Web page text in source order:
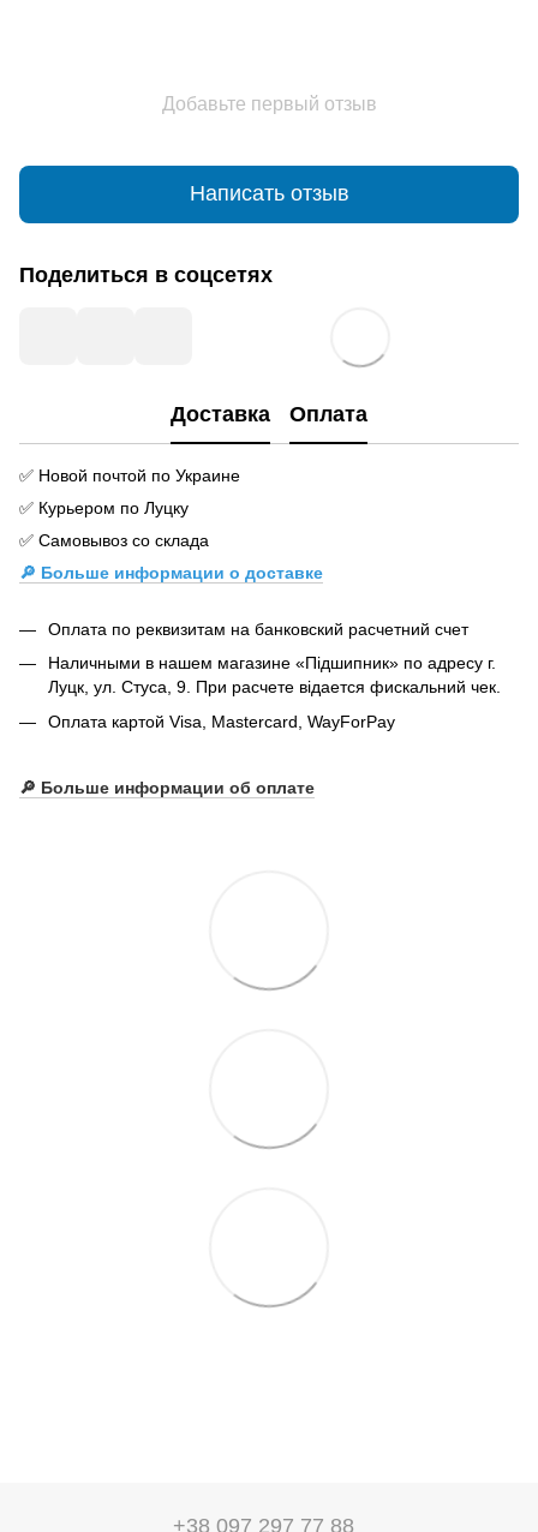
Добавьте первый отзыв
Написать отзыв
Поделиться в соцсетях
Доставка Оплата
✅ Новой почтой по Украине
✅ Курьером по Луцку
✅ Самовывоз со склада
🔎 Больше информации о доставке
Оплата по реквизитам на банковский расчетний счет
Наличными в нашем магазине «Підшипник» по адресу г.
Луцк, ул. Стуса, 9. При расчете відается фискальний чек.
Оплата картой Visa, Mastercard, WayForPay
🔎 Больше информации об оплате
+38 097 297 77 88